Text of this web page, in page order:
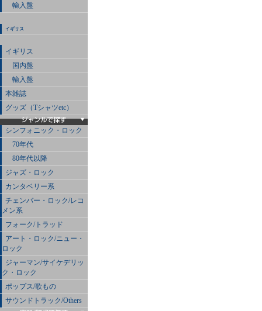
輸入盤
イギリス
イギリス
国内盤
輸入盤
本雑誌
グッズ（Tシャツetc）
シンフォニック・ロック
70年代
80年代以降
ジャズ・ロック
カンタベリー系
チェンバー・ロック/レコ
メン系
フォーク/トラッド
アート・ロック/ニュー・
ロック
ジャーマン/サイケデリッ
ク・ロック
ポップス/歌もの
サウンドトラック/Others